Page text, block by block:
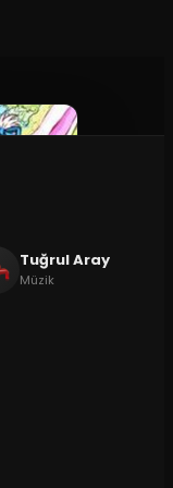
Tuğrul Aray
Müzik